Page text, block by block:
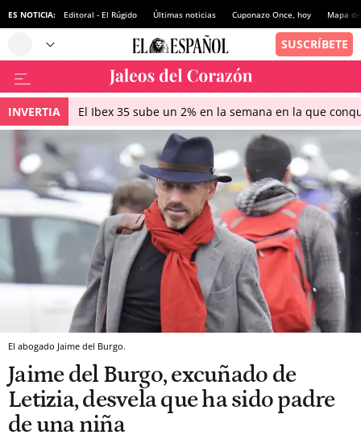
ES NOTICIA: Editoral - El Rúgido Últimas noticias Cuponazo Once, hoy Mapa
INVERTIA El Ibex 35 sube un 2% en la semana en la que
El abogado Jaime del Burgo.
Jaime del Burgo, excuñado de
Letizia, desvela que ha sido padre
de una niña